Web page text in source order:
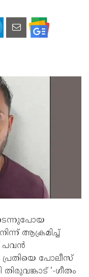
ആക്രമിച്ച്
പവന്‍
പോലീസ്
'-ഗീതം